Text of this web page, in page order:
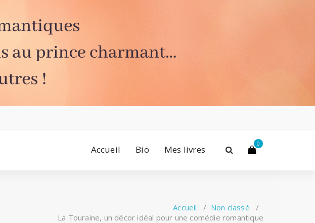
Accueil Bio Mes livres
0
Accueil / Non classé /
La Touraine, un décor idéal pour une comédie romantique